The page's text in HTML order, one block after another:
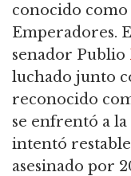
conocido
Emperadores.
senador Publio
luchado junto
reconocido
se enfrentó a la
intentó
asesinado por